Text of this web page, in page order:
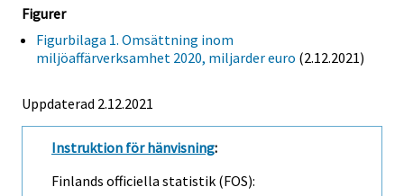
Figurer
Figurbilaga 1. Omsättning inom
miljöaffärverksamhet 2020, miljarder euro (2.12.2021)
Uppdaterad 2.12.2021
Instruktion för hänvisning:
Finlands officiella statistik (FOS):